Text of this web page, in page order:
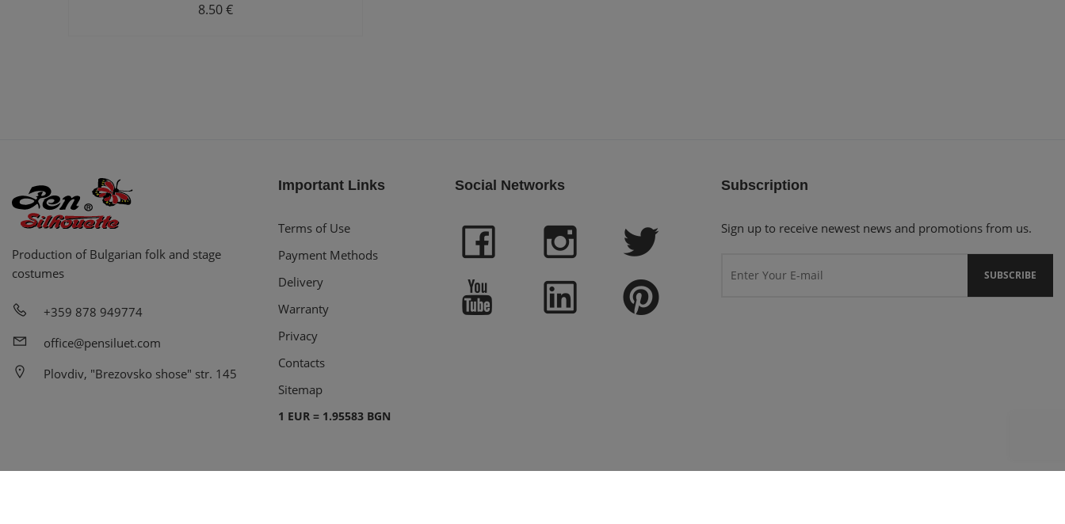
8.50 €
Production of Bulgarian folk and stage
costumes
+359 878 949774
office@pensiluet.com
Plovdiv, "Brezovsko shose" str. 145
Important Links
Terms of Use
Payment Methods
Delivery
Warranty
Privacy
Contacts
Sitemap
1 EUR = 1.95583 BGN
Social Networks Subscription
Sign up to receive newest news and promotions from us.